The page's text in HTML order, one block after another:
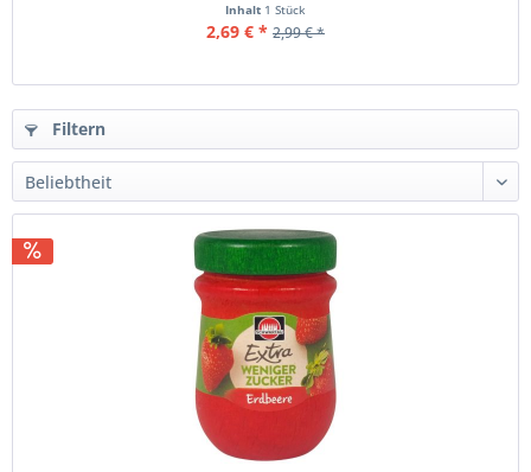
Inhalt 1 Stück
2,69 € * 2,99 € *
Filtern